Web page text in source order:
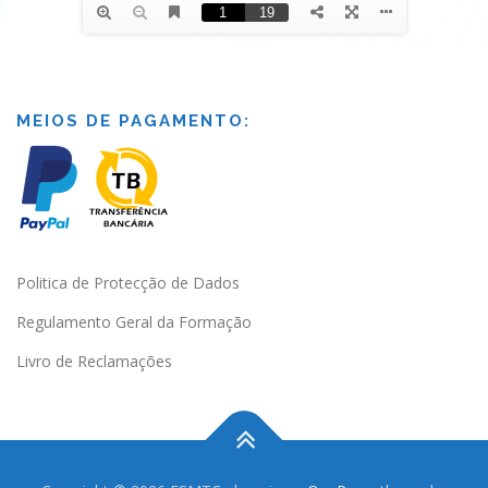
MEIOS DE PAGAMENTO:
Politica de Protecção de Dados
Regulamento Geral da Formação
Livro de Reclamações